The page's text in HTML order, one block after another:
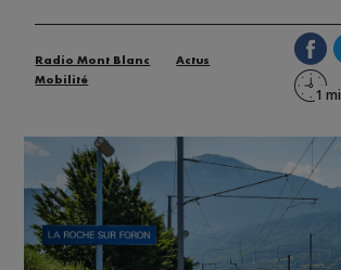
Radio Mont Blanc
Actus
Mobilité